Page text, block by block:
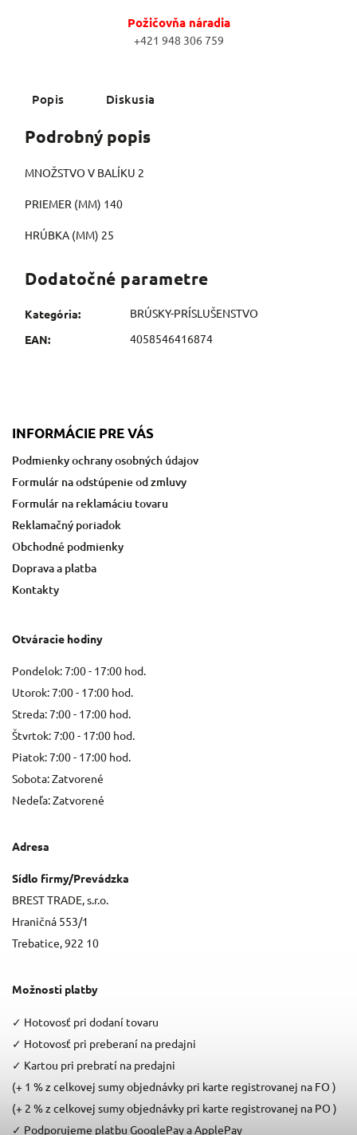
Požičovňa náradia
+421 948 306 759
Popis Diskusia
Podrobný popis
MNOŽSTVO V BALÍKU 2
PRIEMER (MM) 140
HRÚBKA (MM) 25
Dodatočné parametre
Kategória:
BRÚSKY-PRÍSLUŠENSTVO
EAN: 4058546416874
INFORMÁCIE PRE VÁS
Podmienky ochrany osobných údajov
Formulár na odstúpenie od zmluvy
Formulár na reklamáciu tovaru
Reklamačný poriadok
Obchodné podmienky
Doprava a platba
Kontakty
Otváracie hodiny
Pondelok: 7:00 - 17:00 hod.
Utorok: 7:00 - 17:00 hod.
Streda: 7:00 - 17:00 hod.
Štvrtok: 7:00 - 17:00 hod.
Piatok: 7:00 - 17:00 hod.
Sobota: Zatvorené
Nedeľa: Zatvorené
Adresa
Sídlo firmy/Prevádzka
BREST TRADE, s.r.o.
Hraničná 553/1
Trebatice, 922 10
Možnosti platby
✓ Hotovosť pri dodaní tovaru
✓ Hotovosť pri preberaní na predajni
✓ Kartou pri prebratí na predajni
(+ 1 % z celkovej sumy objednávky pri karte registrovanej na FO )
(+ 2 % z celkovej sumy objednávky pri karte registrovanej na PO )
✓ Podporujeme platbu GooglePay a ApplePay